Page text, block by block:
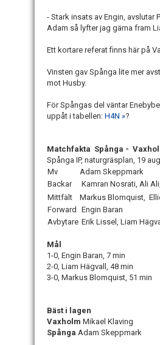
- Stark insats av Engin, avslutar
Adam så lyfter jag gärna fram
Ett kortare referat finns här på
Vinsten gav Spånga lite mer
mot Husby.
För Spångas del väntar
uppåt i tabellen: H4N »?
Matchfakta Spånga -
Spånga IP, naturgräsplan, 19
Mv
Adam Skeppmark
Backar
Kamran Nosrati, Ali
Mittfält
Markus Blomquist,
Forward
Engin Baran
Avbytare Erik Lissel, Liam
Mål
1-0, Engin Baran, 7 min
2-0, Liam Hägvall, 48 min
3-0, Markus Blomquist, 51 min
Bäst i lagen
Vaxholm Mikael Klaving
Spånga Adam Skeppmark